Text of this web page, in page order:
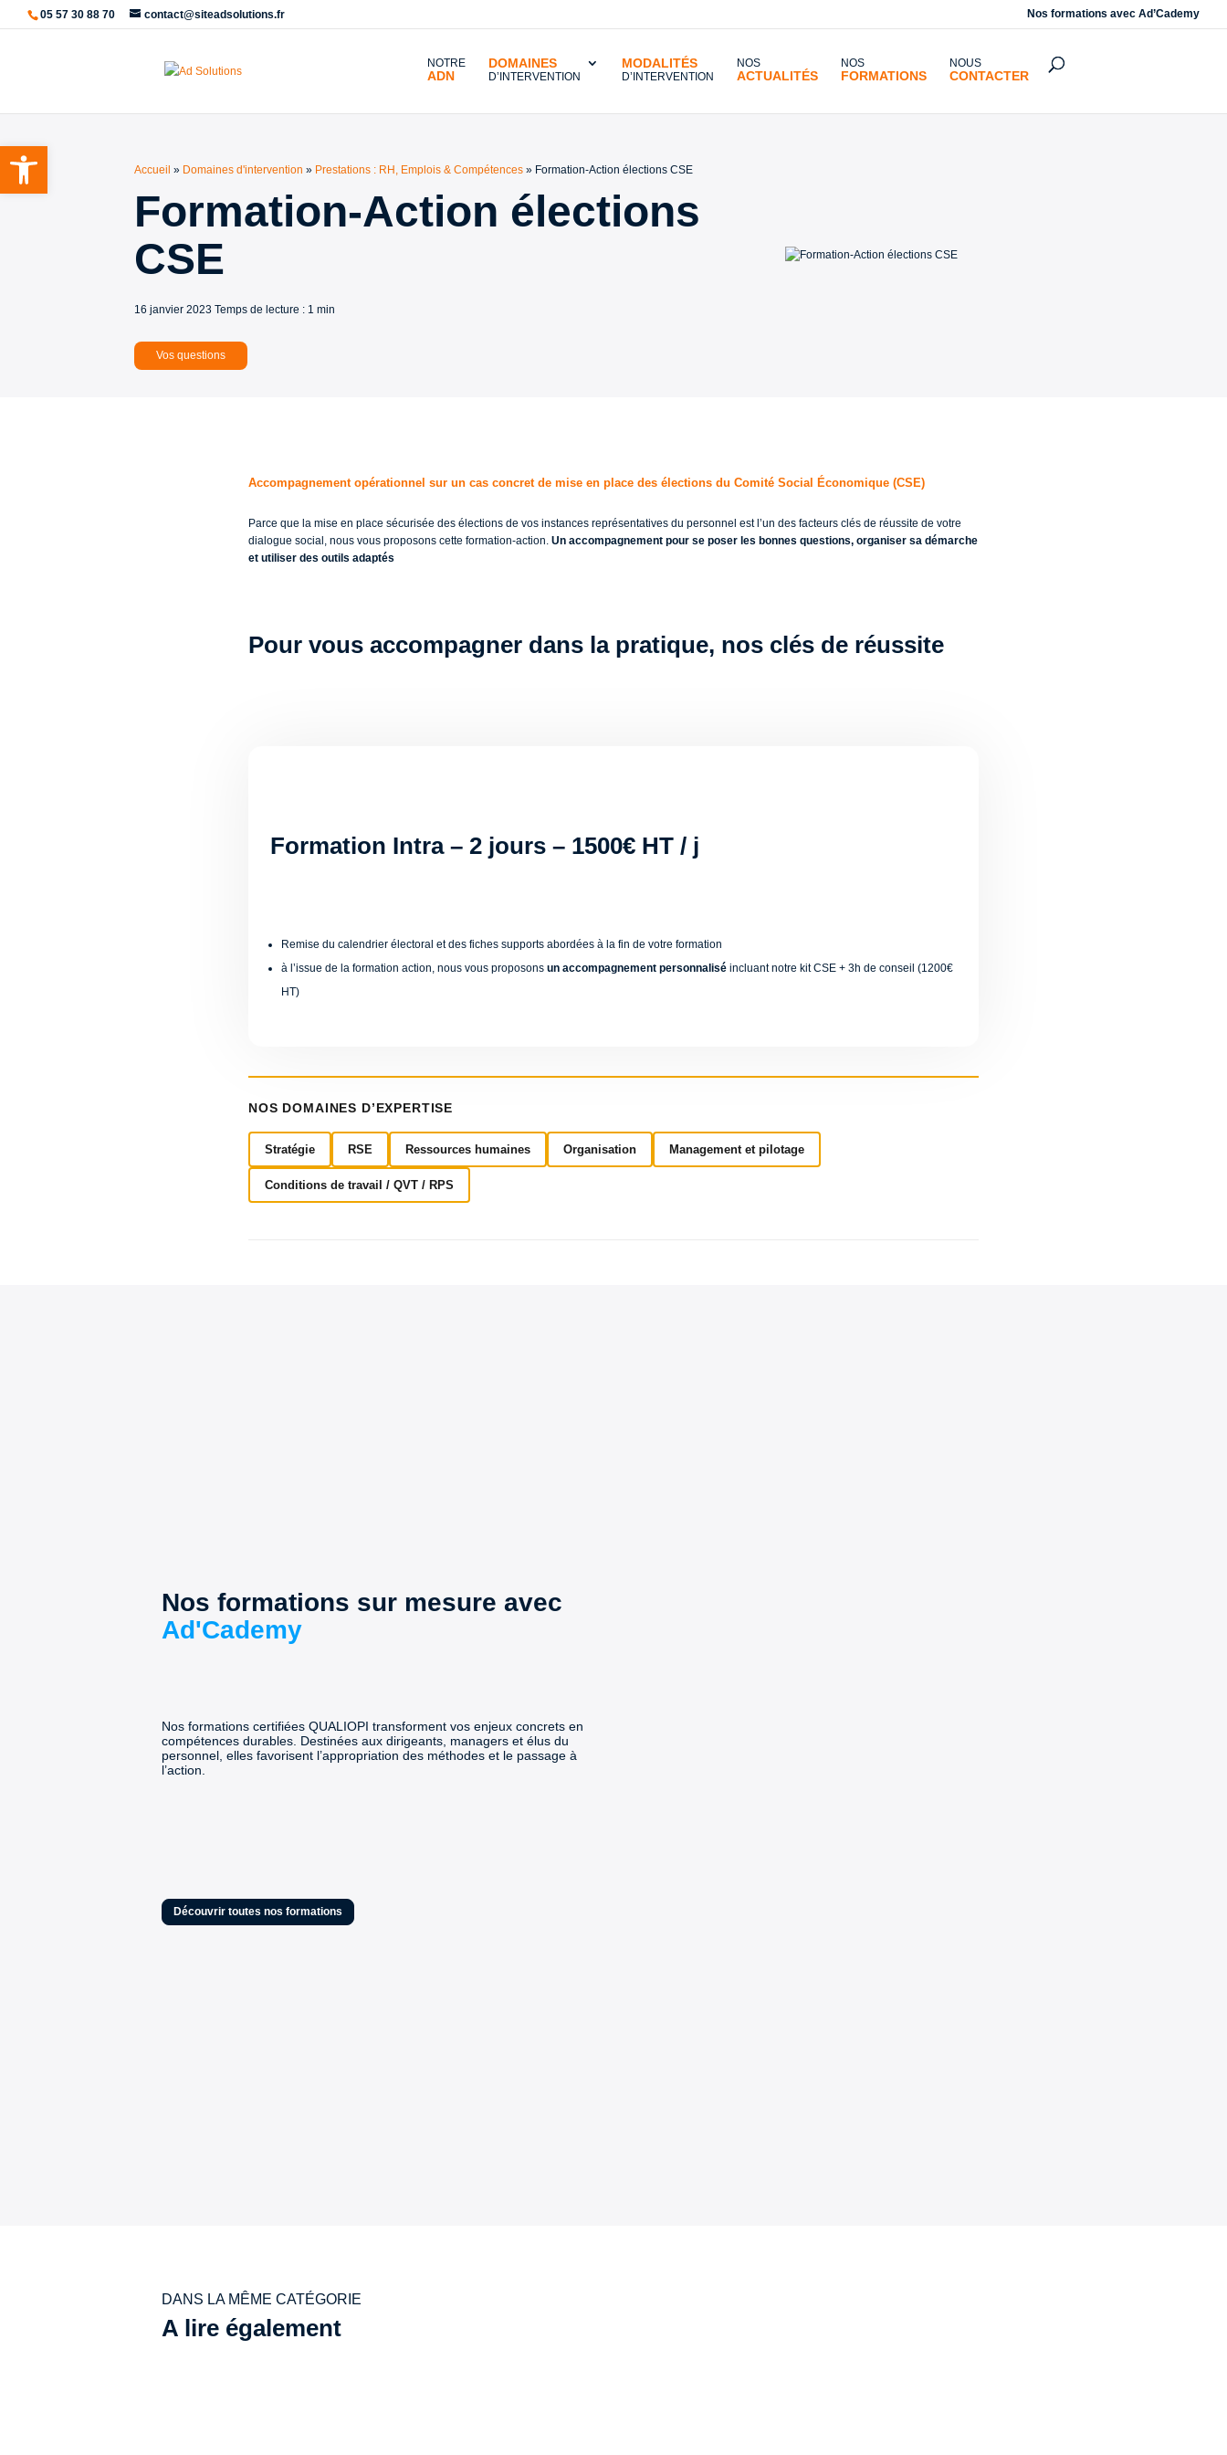
Ouvrir la barre d’outils
05 57 30 88 70 contact@siteadsolutions.fr Nos formations avec Ad’Cademy
NOTRE
ADN
DOMAINES
D’INTERVENTION
MODALITÉS
D’INTERVENTION
NOS
ACTUALITÉS
NOS
FORMATIONS
NOUS
CONTACTER
Accueil » Domaines d'intervention » Prestations : RH, Emplois & Compétences » Formation-Action élections CSE
Formation-Action élections
CSE
16 janvier 2023 Temps de lecture : 1 min
Vos questions
Accompagnement opérationnel sur un cas concret de mise en place des élections du Comité Social Économique (CSE)
Parce que la mise en place sécurisée des élections de vos instances représentatives du personnel est l’un des facteurs clés de réussite de votre
dialogue social, nous vous proposons cette formation-action. Un accompagnement pour se poser les bonnes questions, organiser sa démarche
et utiliser des outils adaptés
Pour vous accompagner dans la pratique, nos clés de réussite
Formation Intra – 2 jours – 1500€ HT / j
Remise du calendrier électoral et des fiches supports abordées à la fin de votre formation
à l’issue de la formation action, nous vous proposons un accompagnement personnalisé incluant notre kit CSE + 3h de conseil (1200€
HT)
NOS DOMAINES D’EXPERTISE
Stratégie RSE Ressources humaines Organisation Management et pilotage
Conditions de travail / QVT / RPS
Nos formations sur mesure avec
Ad'Cademy
Nos formations certifiées QUALIOPI transforment vos enjeux concrets en
compétences durables. Destinées aux dirigeants, managers et élus du
personnel, elles favorisent l’appropriation des méthodes et le passage à
l’action.
Découvrir toutes nos formations
DANS LA MÊME CATÉGORIE
A lire également